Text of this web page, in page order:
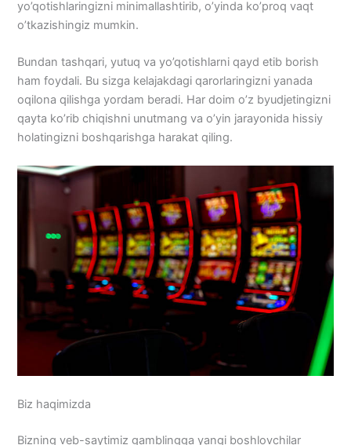
yo’qotishlaringizni minimallashtirib, o’yinda ko’proq vaqt
o’tkazishingiz mumkin.
Bundan tashqari, yutuq va yo’qotishlarni qayd etib borish
ham foydali. Bu sizga kelajakdagi qarorlaringizni yanada
oqilona qilishga yordam beradi. Har doim o’z byudjetingizni
qayta ko’rib chiqishni unutmang va o’yin jarayonida hissiy
holatingizni boshqarishga harakat qiling.
Biz haqimizda
Bizning veb-saytimiz gamblingga yangi boshlovchilar